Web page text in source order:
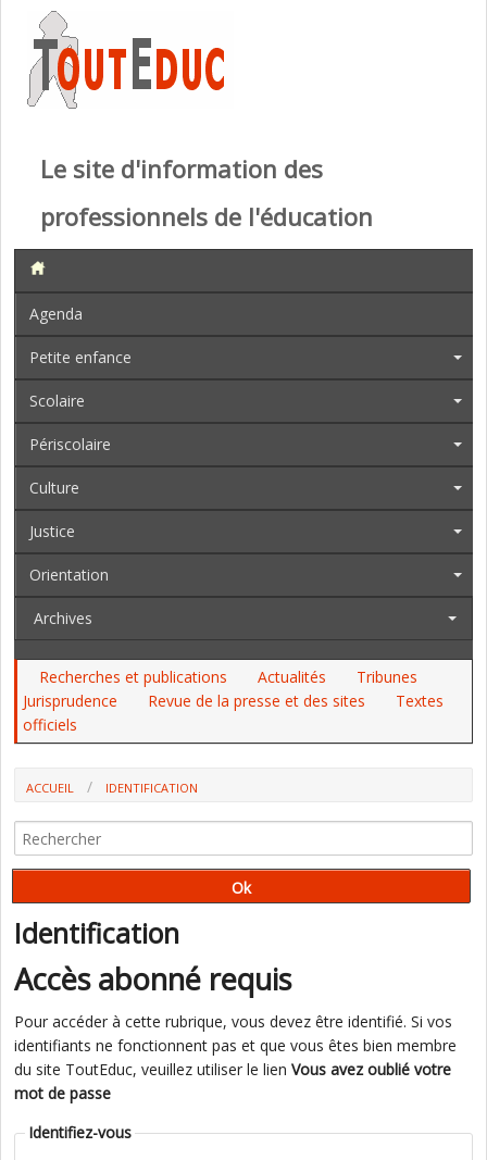
Le site d'information des
professionnels de l'éducation
Agenda
Petite enfance
Scolaire
Périscolaire
Culture
Justice
Orientation
Archives
Recherches et publications Actualités
Tribunes
Jurisprudence
Revue de la presse et des sites
Textes
officiels
ACCUEIL IDENTIFICATION
Identification
Accès abonné requis
Pour accéder à cette rubrique, vous devez être identifié. Si vos
identifiants ne fonctionnent pas et que vous êtes bien membre
du site ToutEduc, veuillez utiliser le lien Vous avez oublié votre
mot de passe
Identifiez-vous